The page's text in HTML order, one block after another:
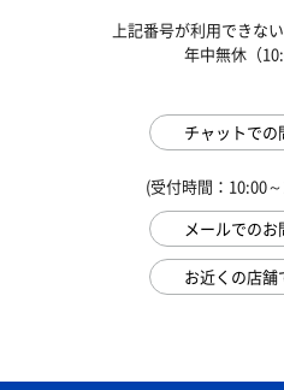
上記番号が利用できな
年中無休（
チャットでの
(受付時間：10:00
メールでの
お近くの店舗